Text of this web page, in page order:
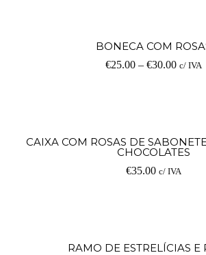
BONECA COM
€25.00– €30.00 c/ IVA
CAIXA COM ROSAS DE
CHOCOLATES
€35.00 c/ IVA
RAMO DE ESTRELÍCIAS E